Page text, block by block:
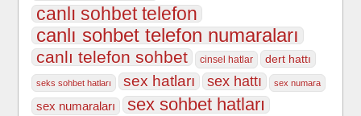
canlı sohbet telefon
canlı sohbet telefon numaraları
canlı telefon sohbet cinsel hatlar dert hattı
seks sohbet hatları sex hatları sex hattı sex numara
sex numaraları sex sohbet hatları